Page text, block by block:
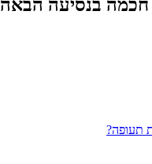
חכמה בנסיעה הבאה